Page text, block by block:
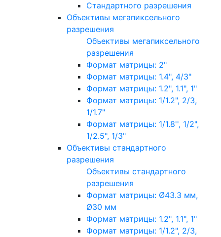
Стандартного разрешения
Объективы мегапиксельного
разрешения
Объективы мегапиксельного
разрешения
Формат матрицы: 2"
Формат матрицы: 1.4", 4/3"
Формат матрицы: 1.2", 1.1", 1"
Формат матрицы: 1/1.2", 2/3,
1/1.7"
Формат матрицы: 1/1.8'', 1/2",
1/2.5", 1/3"
Объективы стандартного
разрешения
Объективы стандартного
разрешения
Формат матрицы: Ø43.3 мм,
Ø30 мм
Формат матрицы: 1.2", 1.1", 1"
Формат матрицы: 1/1.2", 2/3,